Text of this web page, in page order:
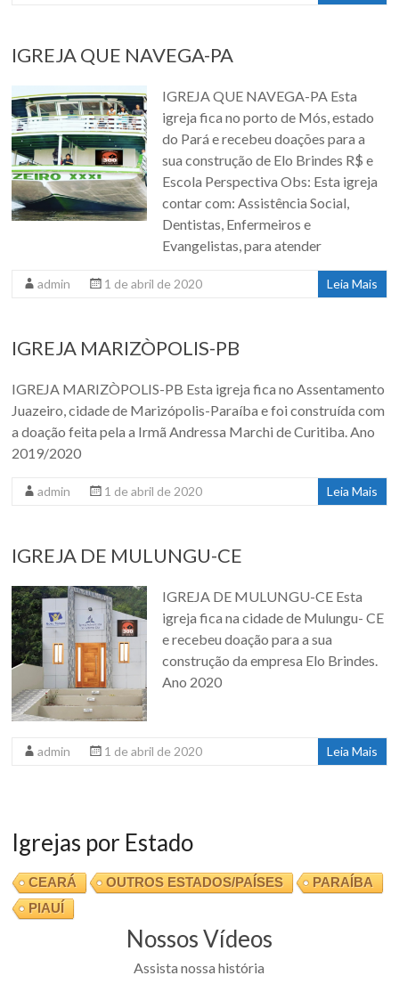
IGREJA QUE NAVEGA-PA
IGREJA QUE NAVEGA-PA Esta
igreja fica no porto de Mós, estado
do Pará e recebeu doações para a
sua construção de Elo Brindes R$ e
Escola Perspectiva Obs: Esta igreja
contar com: Assistência Social,
Dentistas, Enfermeiros e
Evangelistas, para atender
admin 1 de abril de 2020 Leia Mais
IGREJA MARIZÒPOLIS-PB
IGREJA MARIZÒPOLIS-PB Esta igreja fica no Assentamento
Juazeiro, cidade de Marizópolis-Paraíba e foi construída com
a doação feita pela a Irmã Andressa Marchi de Curitiba. Ano
2019/2020
admin 1 de abril de 2020 Leia Mais
IGREJA DE MULUNGU-CE
IGREJA DE MULUNGU-CE Esta
igreja fica na cidade de Mulungu- CE
e recebeu doação para a sua
construção da empresa Elo Brindes.
Ano 2020
admin 1 de abril de 2020 Leia Mais
Igrejas por Estado
CEARÁ OUTROS ESTADOS/PAÍSES
PARAÍBA
PIAUÍ
Nossos Vídeos
Assista nossa história